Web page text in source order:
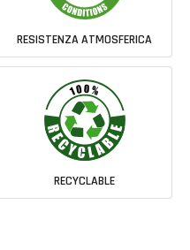
RESISTENZA ATMOSFERICA
RECYCLABLE